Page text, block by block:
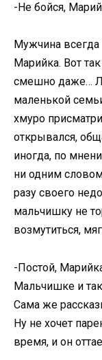
-Не бойся,
Мужчина
Марийка. Вот
смешно даже…
маленькой
хмуро
открывался,
иногда, по
ни одним
разу своего
мальчишку не
возмутиться,
-Постой,
Мальчишке и
Сама же
Ну не хочет
время, и он